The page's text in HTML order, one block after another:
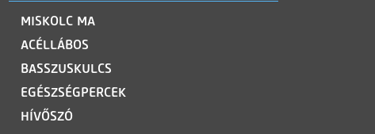
MISKOLC MA
ACÉLLÁBOS
BASSZUSKULCS
EGÉSZSÉGPERCEK
HÍVŐSZÓ